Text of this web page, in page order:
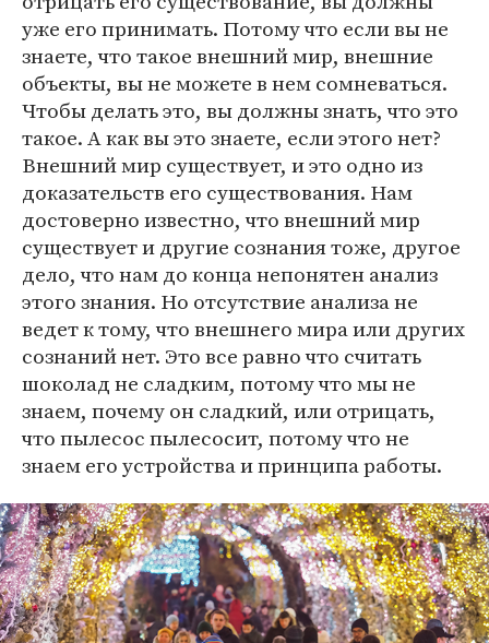
уже его принимать. Потому что если вы не
знаете, что такое внешний мир, внешние
объекты, вы не можете в нем сомневаться.
Чтобы делать это, вы должны знать, что это
такое. А как вы это знаете, если этого нет?
Внешний мир существует, и это одно из
доказательств его существования. Нам
достоверно известно, что внешний мир
существует и другие сознания тоже, другое
дело, что нам до конца непонятен анализ
этого знания. Но отсутствие анализа не
ведет к тому, что внешнего мира или других
сознаний нет. Это все равно что считать
шоколад не сладким, потому что мы не
знаем, почему он сладкий, или отрицать,
что пылесос пылесосит, потому что не
знаем его устройства и принципа работы.